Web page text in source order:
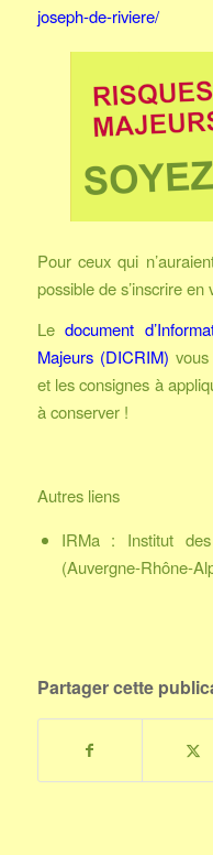
joseph-de-riviere/
Pour ceux qui
possible de s’inscrire en
Ledocument
Majeurs (DICRIM)
et les consignes à
à conserver !
Autres liens
IRMa : Institut
(Auvergne-Rhône-
Partager cette